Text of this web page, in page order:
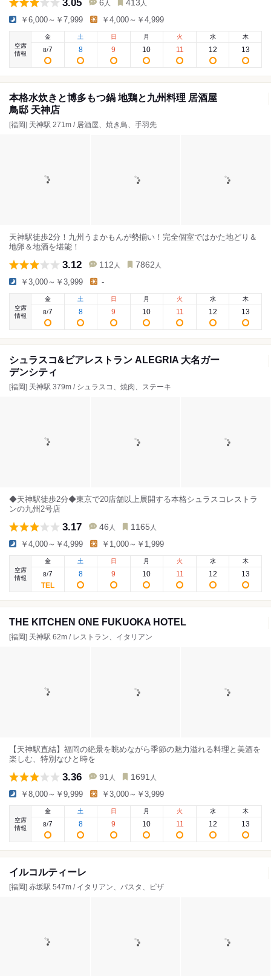
3.05 6 人 413 人
￥6,000～￥7,999 ￥4,000～￥4,999
空席
情報
金
8/7
土
8
日
9
月
10
火
11
水
12
木
13
本格水炊きと博多もつ鍋 地鶏と九州料理 居酒屋
鳥邸 天神店
[福岡] 天神駅 271m / 居酒屋、焼き鳥、手羽先
天神駅徒歩2分！九州うまかもんが勢揃い！完全個室ではかた地どり＆
地卵＆地酒を堪能！
3.12 112 人 7862 人
￥3,000～￥3,999 -
空席
情報
金
8/7
土
8
日
9
月
10
火
11
水
12
木
13
シュラスコ&ビアレストラン ALEGRIA 大名ガー
デンシティ
[福岡] 天神駅 379m / シュラスコ、焼肉、ステーキ
◆天神駅徒歩2分◆東京で20店舗以上展開する本格シュラスコレストラ
ンの九州2号店
3.17 46 人 1165 人
￥4,000～￥4,999 ￥1,000～￥1,999
空席
情報
金
8/7
土
8
日
9
月
10
火
11
水
12
木
13
THE KITCHEN ONE FUKUOKA HOTEL
[福岡] 天神駅 62m / レストラン、イタリアン
【天神駅直結】福岡の絶景を眺めながら季節の魅力溢れる料理と美酒を
楽しむ、特別なひと時を
3.36 91 人 1691 人
￥8,000～￥9,999 ￥3,000～￥3,999
空席
情報
金
8/7
土
8
日
9
月
10
火
11
水
12
木
13
イルコルティーレ
[福岡] 赤坂駅 547m / イタリアン、パスタ、ピザ